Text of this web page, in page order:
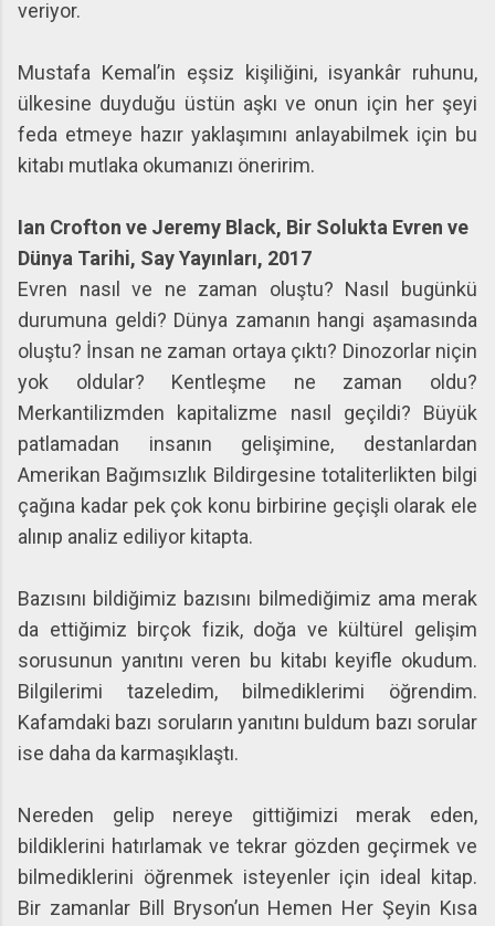
veriyor.
Mustafa Kemal’in eşsiz kişiliğini, isyankâr ruhunu,
ülkesine duyduğu üstün aşkı ve onun için her şeyi
feda etmeye hazır yaklaşımını anlayabilmek için bu
kitabı mutlaka okumanızı öneririm.
Ian Crofton ve Jeremy Black, Bir Solukta Evren ve
Dünya Tarihi, Say Yayınları, 2017
Evren nasıl ve ne zaman oluştu? Nasıl bugünkü
durumuna geldi? Dünya zamanın hangi aşamasında
oluştu? İnsan ne zaman ortaya çıktı? Dinozorlar niçin
yok oldular? Kentleşme ne zaman oldu?
Merkantilizmden kapitalizme nasıl geçildi? Büyük
patlamadan insanın gelişimine, destanlardan
Amerikan Bağımsızlık Bildirgesine totaliterlikten bilgi
çağına kadar pek çok konu birbirine geçişli olarak ele
alınıp analiz ediliyor kitapta.
Bazısını bildiğimiz bazısını bilmediğimiz ama merak
da ettiğimiz birçok fizik, doğa ve kültürel gelişim
sorusunun yanıtını veren bu kitabı keyifle okudum.
Bilgilerimi tazeledim, bilmediklerimi öğrendim.
Kafamdaki bazı soruların yanıtını buldum bazı sorular
ise daha da karmaşıklaştı.
Nereden gelip nereye gittiğimizi merak eden,
bildiklerini hatırlamak ve tekrar gözden geçirmek ve
bilmediklerini öğrenmek isteyenler için ideal kitap.
Bir zamanlar Bill Bryson’un Hemen Her Şeyin Kısa